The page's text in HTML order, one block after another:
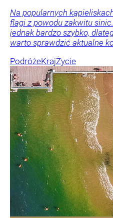
Na popularnych
flagi z powodu zakwitu
jednak bardzo szybko,
warto sprawdzić aktualne
PodróżeKrajŻycie